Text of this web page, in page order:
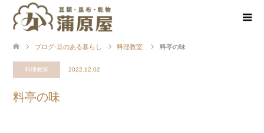
ブログ-豆のある暮らし 料理教室 料亭の味
料理教室 2022.12.02
料亭の味